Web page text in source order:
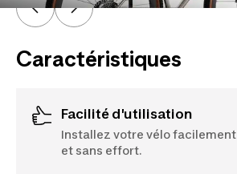
Caractéristiques
Facilité d'utilisation
Installez votre vélo facilement
et sans effort.